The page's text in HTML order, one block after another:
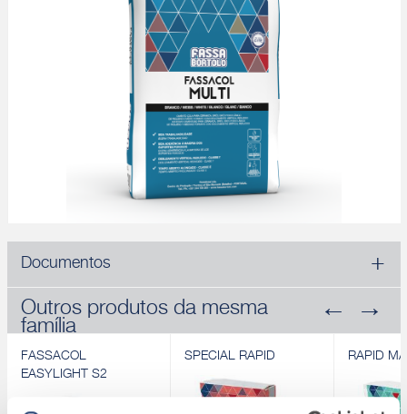
Documentos
Outros produtos da mesma
família
FASSACOL
EASYLIGHT S2
SPECIAL RAPID RAPID